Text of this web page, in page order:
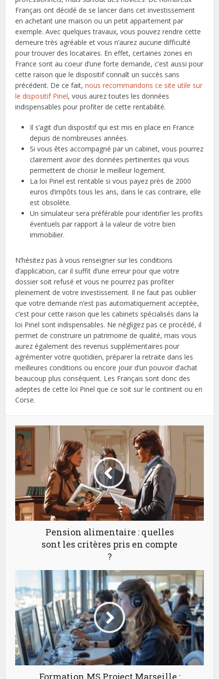
Français ont décidé de se lancer dans cet investissement
en achetant une maison ou un petit appartement par
exemple. Avec quelques travaux, vous pouvez rendre cette
demeure très agréable et vous n’aurez aucune difficulté
pour trouver des locataires. En effet, certaines zones en
France sont au coeur d’une forte demande, c’est aussi pour
cette raison que le dispositif connaît un succès sans
précédent. De ce fait,nous recommandons ce site utile sur
le dispositif Pinel, vous aurez toutes les données
indispensables pour profiter de cette rentabilité.
Il s’agit d’un dispositif qui est mis en place en France
depuis de nombreuses années.
Si vous êtes accompagné par un cabinet, vous pourrez
clairement avoir des données pertinentes qui vous
permettent de choisir le meilleur logement.
La loi Pinel est rentable si vous payez près de 2000
euros d’impôts tous les ans, dans le cas contraire, elle
est obsolète.
Un simulateur sera préférable pour identifier les profits
éventuels par rapport à la valeur de votre bien
immobilier.
N’hésitez pas à vous renseigner sur les conditions
d’application, car il suffit d’une erreur pour que votre
dossier soit refusé et vous ne pourrez pas profiter
pleinement de votre investissement. Il ne faut pas oublier
que votre demande n’est pas automatiquement acceptée,
c’est pour cette raison que les cabinets spécialisés dans la
loi Pinel sont indispensables. Ne négligez pas ce procédé, il
permet de construire un patrimoine de qualité, mais vous
aurez également des revenus supplémentaires pour
agrémenter votre quotidien, préparer la retraite dans les
meilleures conditions ou encore jouir d’un pouvoir d’achat
beaucoup plus conséquent. Les Français sont donc des
adeptes de cette loi Pinel que ce soit sur le continent ou en
Corse.
Pension alimentaire : quelles
sont les critères pris en compte
?
Formation MS Project Marseille :